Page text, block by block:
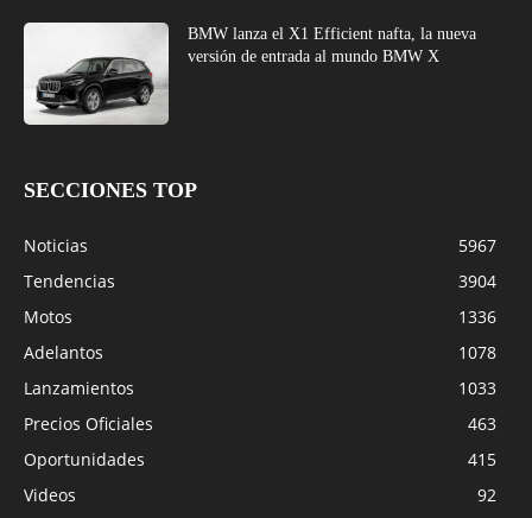
BMW lanza el X1 Efficient nafta, la nueva
versión de entrada al mundo BMW X
SECCIONES TOP
Noticias
5967
Tendencias
3904
Motos
1336
Adelantos
1078
Lanzamientos
1033
Precios Oficiales
463
Oportunidades
415
Videos
92